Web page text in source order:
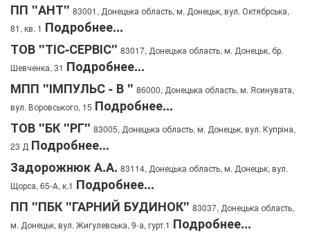
ПП "АНТ" 83001, Донецька область, м. Донецьк, вул. Октябрська,
81, кв. 1 Подробнее...
ТОВ "ТІС-СЕРВІС" 83017, Донецька область, м. Донецьк, бр.
Шевченка, 31 Подробнее...
МПП "ІМПУЛЬС - В " 86000, Донецька область, м. Ясинувата,
вул. Воровського, 15 Подробнее...
ТОВ "БК "РГ" 83005, Донецька область, м. Донецьк, вул. Купріна,
23 Д Подробнее...
Задорожнюк А.А. 83114, Донецька область, м. Донецьк, вул.
Щорса, 65-А, к.1 Подробнее...
ПП "ПБК "ГАРНИЙ БУДИНОК" 83037, Донецька область,
м. Донецьк, вул. Жигулевська, 9-а, гурт.1 Подробнее...